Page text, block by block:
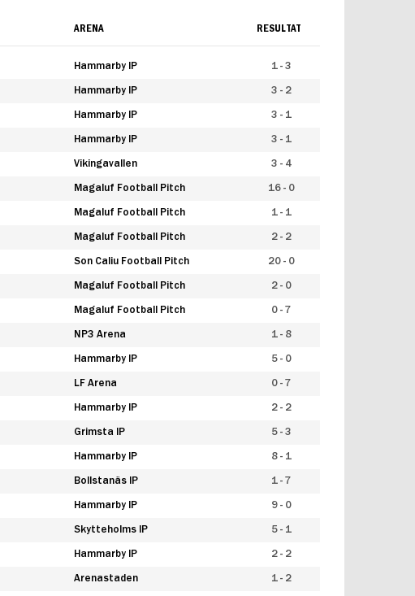
ARENA RESULTAT
Hammarby IP 1 - 3
Hammarby IP 3 - 2
Hammarby IP 3 - 1
Hammarby IP 3 - 1
Vikingavallen 3 - 4
Magaluf Football Pitch 16 - 0
Magaluf Football Pitch 1 - 1
Magaluf Football Pitch 2 - 2
Son Caliu Football Pitch 20 - 0
Magaluf Football Pitch 2 - 0
Magaluf Football Pitch 0 - 7
NP3 Arena 1 - 8
Hammarby IP 5 - 0
LF Arena 0 - 7
Hammarby IP 2 - 2
Grimsta IP 5 - 3
Hammarby IP 8 - 1
Bollstanäs IP 1 - 7
Hammarby IP 9 - 0
Skytteholms IP 5 - 1
Hammarby IP 2 - 2
Arenastaden 1 - 2